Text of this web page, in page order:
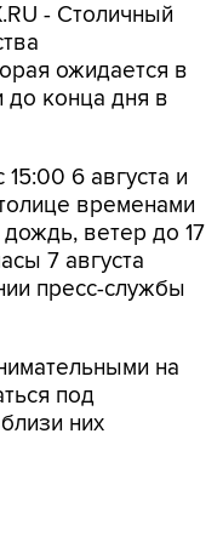
- Столичный
ожидается в
конца дня в
6 августа и
временами
ветер до 17
7 августа
пресс-службы
на
под
них